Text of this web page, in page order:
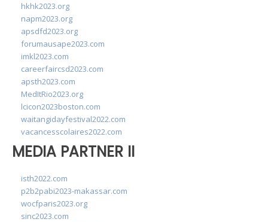
hkhk2023.org
napm2023.org
apsdfd2023.org
forumausape2023.com
imkl2023.com
careerfaircsd2023.com
apsth2023.com
MedItRio2023.org
lcicon2023boston.com
waitangidayfestival2022.com
vacancesscolaires2022.com
MEDIA PARTNER II
isth2022.com
p2b2pabi2023-makassar.com
wocfparis2023.org
sinc2023.com